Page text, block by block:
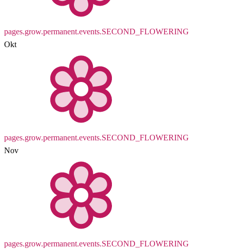
pages.grow.permanent.events.SECOND_FLOWERING
Okt
pages.grow.permanent.events.SECOND_FLOWERING
Nov
pages.grow.permanent.events.SECOND_FLOWERING